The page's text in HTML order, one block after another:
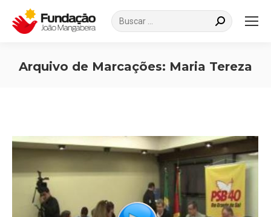
Search:
Arquivo de Marcações: Maria Tereza